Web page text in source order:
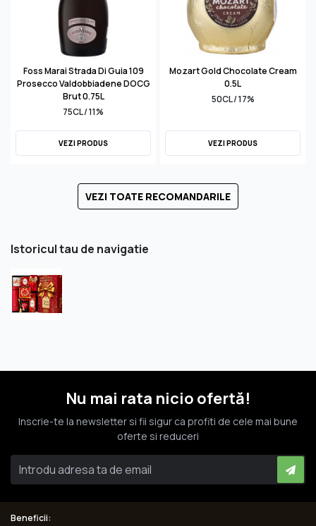
Foss Marai Strada Di Guia 109
Prosecco Valdobbiadene DOCG
Brut 0.75L
75CL / 11%
VEZI PRODUS
Mozart Gold Chocolate Cream
0.5L
50CL / 17%
VEZI PRODUS
VEZI TOATE RECOMANDARILE
Istoricul tau de navigatie
Nu mai rata nicio ofertă!
Inscrie-te la newsletter si fii sigur ca profiti de cele mai bune
oferte si reduceri
Beneficii: